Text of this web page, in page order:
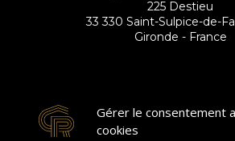
Gérer le consentement
cookies
225 Destieu
33 330 Saint-Sulpice-de-
Gironde - France